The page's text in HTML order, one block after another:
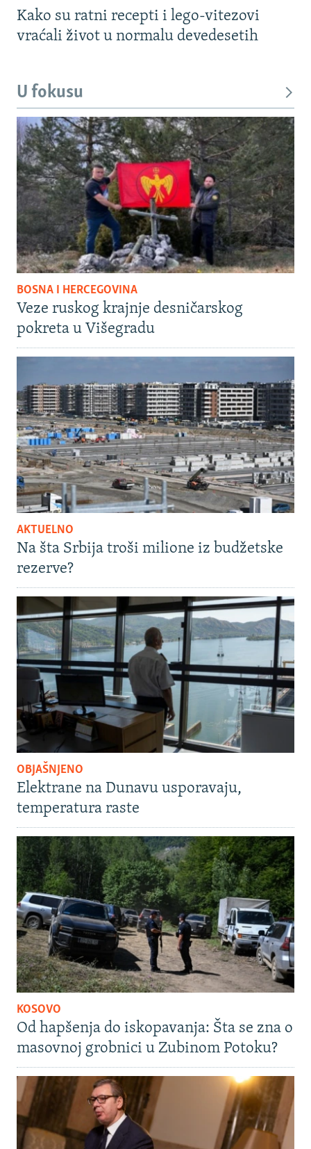
Kako su ratni recepti i lego-vitezovi
vraćali život u normalu devedesetih
U fokusu
BOSNA I HERCEGOVINA
Veze ruskog krajnje desničarskog
pokreta u Višegradu
AKTUELNO
Na šta Srbija troši milione iz budžetske
rezerve?
OBJAŠNJENO
Elektrane na Dunavu usporavaju,
temperatura raste
KOSOVO
Od hapšenja do iskopavanja: Šta se zna o
masovnoj grobnici u Zubinom Potoku?